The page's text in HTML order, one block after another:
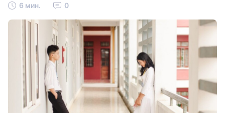
6 мин.
0